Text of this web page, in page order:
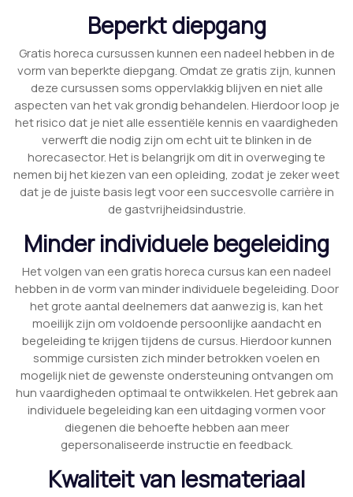
Beperkt diepgang
Gratis horeca cursussen kunnen een nadeel hebben in de
vorm van beperkte diepgang. Omdat ze gratis zijn, kunnen
deze cursussen soms oppervlakkig blijven en niet alle
aspecten van het vak grondig behandelen. Hierdoor loop je
het risico dat je niet alle essentiële kennis en vaardigheden
verwerft die nodig zijn om echt uit te blinken in de
horecasector. Het is belangrijk om dit in overweging te
nemen bij het kiezen van een opleiding, zodat je zeker weet
dat je de juiste basis legt voor een succesvolle carrière in
de gastvrijheidsindustrie.
Minder individuele begeleiding
Het volgen van een gratis horeca cursus kan een nadeel
hebben in de vorm van minder individuele begeleiding. Door
het grote aantal deelnemers dat aanwezig is, kan het
moeilijk zijn om voldoende persoonlijke aandacht en
begeleiding te krijgen tijdens de cursus. Hierdoor kunnen
sommige cursisten zich minder betrokken voelen en
mogelijk niet de gewenste ondersteuning ontvangen om
hun vaardigheden optimaal te ontwikkelen. Het gebrek aan
individuele begeleiding kan een uitdaging vormen voor
diegenen die behoefte hebben aan meer
gepersonaliseerde instructie en feedback.
Kwaliteit van lesmateriaal